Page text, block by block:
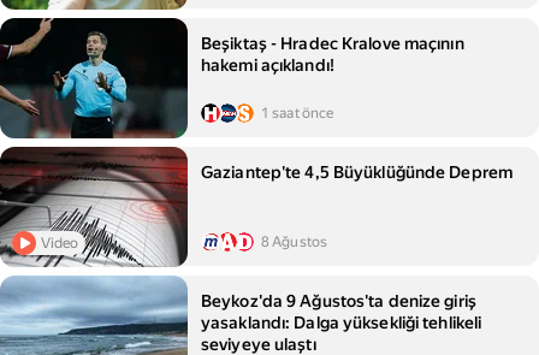
Beşiktaş - Hradec Kralove maçının
hakemi açıklandı!
1 saat önce
Video
Gaziantep'te 4,5 Büyüklüğünde Deprem
8 Ağustos
Beykoz'da 9 Ağustos'ta denize giriş
yasaklandı: Dalga yüksekliği tehlikeli
seviyeye ulaştı